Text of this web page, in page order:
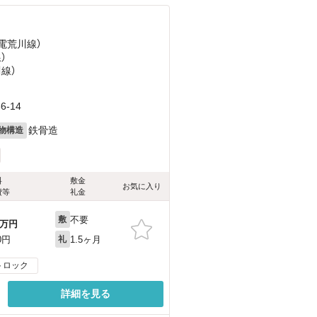
荒川線）
）
14
構造 鉄骨造
等
敷金
礼金
お気に入り
円
敷 不要
礼 1.5ヶ月
ロック
詳細を見る